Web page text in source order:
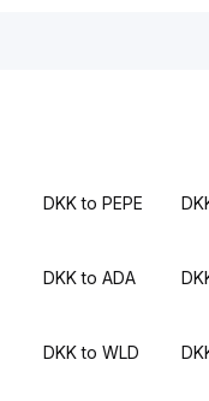
DKK to PEPE
DKK to ADA
DKK to WLD